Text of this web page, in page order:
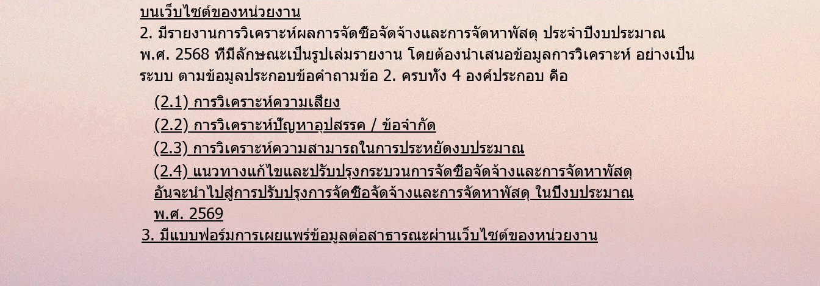
บนเว็บไซต์ของหน่วยงาน
2. มีรายงานการวิเคราะห์ผลการจัดซื้อจัดจ้างและการจัดหาพัสดุ ประจำปีงบประมาณ
พ.ศ. 2568 ที่มีลักษณะเป็นรูปเล่มรายงาน โดยต้องนำเสนอข้อมูลการวิเคราะห์ อย่างเป็น
ระบบ ตามข้อมูลประกอบข้อคำถามข้อ 2. ครบทั้ง 4 องค์ประกอบ คือ
(2.1) การวิเคราะห์ความเสี่ยง
(2.2) การวิเคราะห์ปัญหาอุปสรรค / ข้อจำกัด
(2.3) การวิเคราะห์ความสามารถในการประหยัดงบประมาณ
(2.4) แนวทางแก้ไขและปรับปรุงกระบวนการจัดซื้อจัดจ้างและการจัดหาพัสดุ
อันจะนำไปสู่การปรับปรุงการจัดซื้อจัดจ้างและการจัดหาพัสดุ ในปีงบประมาณ
พ.ศ. 2569
3. มีแบบฟอร์มการเผยแพร่ข้อมูลต่อสาธารณะผ่านเว็บไซต์ของหน่วยงาน